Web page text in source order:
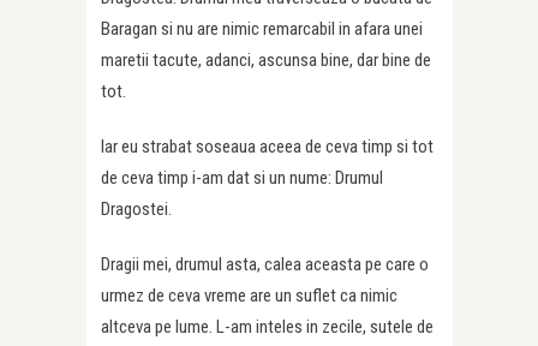
Baragan si nu are nimic remarcabil in afara unei
maretii tacute, adanci, ascunsa bine, dar bine de
tot.
Iar eu strabat soseaua aceea de ceva timp si tot
de ceva timp i-am dat si un nume: Drumul
Dragostei.
Dragii mei, drumul asta, calea aceasta pe care o
urmez de ceva vreme are un suflet ca nimic
altceva pe lume. L-am inteles in zecile, sutele de